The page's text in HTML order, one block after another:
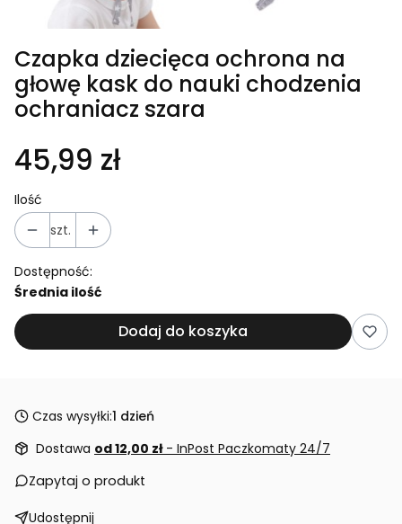
Czapka dziecięca ochrona na
głowę kask do nauki chodzenia
ochraniacz szara
45,99 zł
Ilość
szt.
Dostępność:
Średnia ilość
Dodaj do koszyka
Czas wysyłki:1 dzień
Dostawa od 12,00 zł - InPost Paczkomaty 24/7
Zapytaj o produkt
Udostępnij